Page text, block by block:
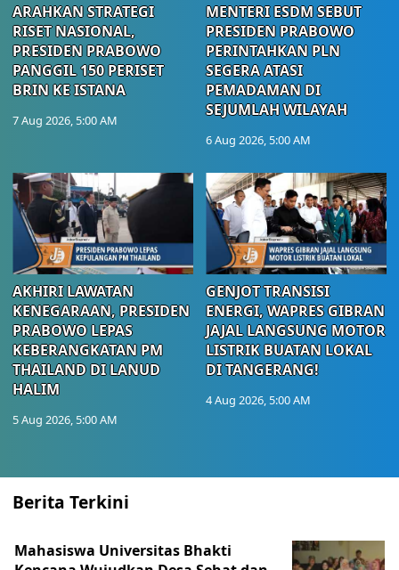
ARAHKAN STRATEGI
RISET NASIONAL,
PRESIDEN PRABOWO
PANGGIL 150 PERISET
BRIN KE ISTANA
7 Aug 2026, 5:00 AM
MENTERI ESDM SEBUT
PRESIDEN PRABOWO
PERINTAHKAN PLN
SEGERA ATASI
PEMADAMAN DI
SEJUMLAH WILAYAH
6 Aug 2026, 5:00 AM
AKHIRI LAWATAN
KENEGARAAN, PRESIDEN
PRABOWO LEPAS
KEBERANGKATAN PM
THAILAND DI LANUD
HALIM
5 Aug 2026, 5:00 AM
GENJOT TRANSISI
ENERGI, WAPRES GIBRAN
JAJAL LANGSUNG MOTOR
LISTRIK BUATAN LOKAL
DI TANGERANG!
4 Aug 2026, 5:00 AM
Berita Terkini
Mahasiswa Universitas Bhakti